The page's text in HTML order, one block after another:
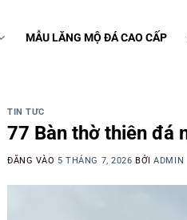
MẪU LĂNG MỘ ĐÁ CAO CẤP
TIN TỨC
77 Bàn thờ thiên đá
ĐĂNG VÀO 5 THÁNG 7, 2026 BỞIADMIN